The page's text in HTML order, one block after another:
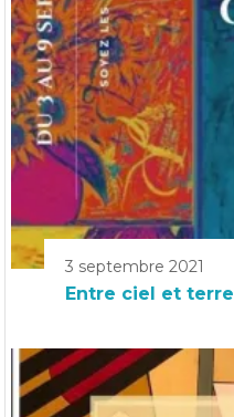
3 septembre 2021
Entre ciel et terre